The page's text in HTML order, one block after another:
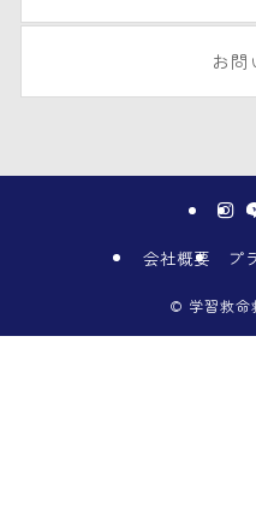
お問
会社概要 プ
© 学習救命